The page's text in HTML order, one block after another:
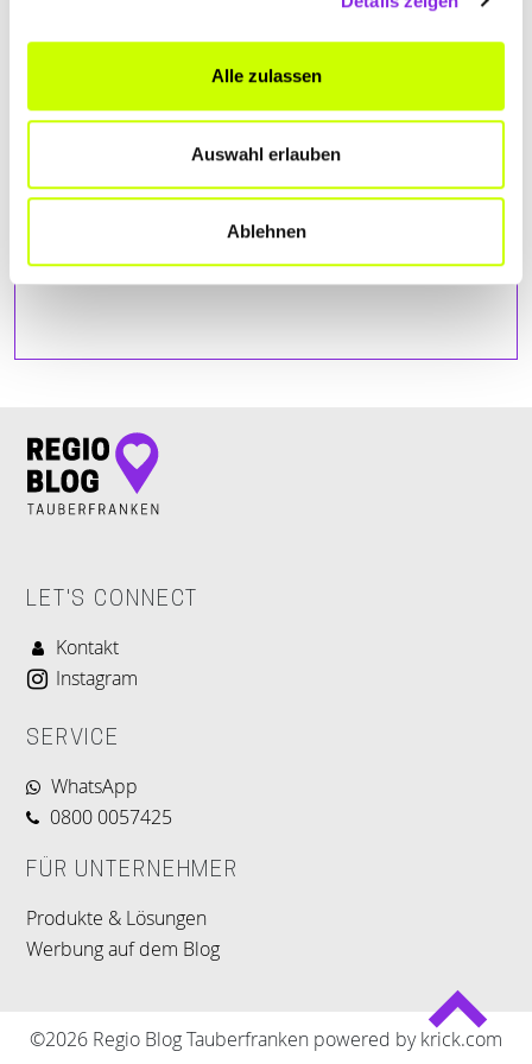
Alle zulassen
Auswahl erlauben
Ablehnen
LET'S CONNECT
Kontakt
Instagram
SERVICE
WhatsApp
0800 0057425
FÜR UNTERNEHMER
Produkte & Lösungen
Werbung auf dem Blog
©2026 Regio Blog Tauberfranken powered by krick.com